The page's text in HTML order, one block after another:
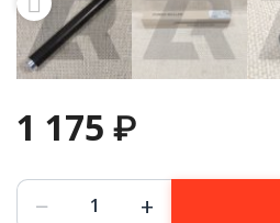
1 175 ₽
Количество
товара
− +